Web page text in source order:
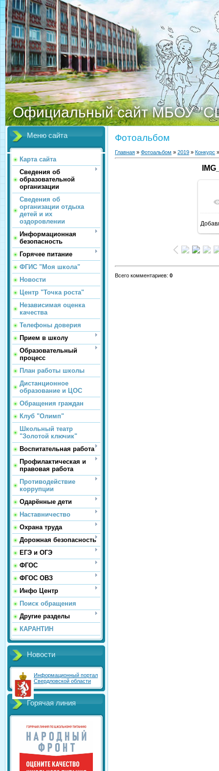
Официальный сайт МБОУ
Меню сайта
Карта сайта
Сведения об
образовательной
организации
Сведения об
организации отдыха
детей и их
оздоровлении
Информационная
безопасность
Горячее питание
ФГИС "Моя школа"
Новости
Центр "Точка роста"
Независимая оценка
качества
Телефоны доверия
Прием в школу
Образовательный
процесс
План работы школы
Дистанционное
образование и ЦОС
Обращения граждан
Клуб "Олимп"
Школьный театр
"Золотой ключик"
Воспитательная работа
Профилактическая и
правовая работа
Противодействие
коррупции
Одарённые дети
Наставничество
Охрана труда
Дорожная безопасность
ЕГЭ и ОГЭ
ФГОС
ФГОС ОВЗ
Инфо Центр
Поиск обращения
Другие разделы
КАРАНТИН
Новости
Информационный портал
Свердловской области
Горячая линия
Фотоальбом
Главная » Фотоальбом » 2019 » Конкурс
Всего комментариев: 0